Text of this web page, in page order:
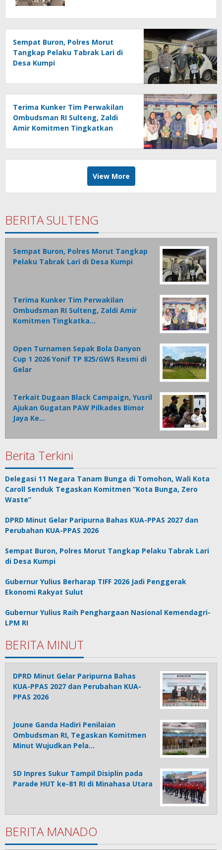
Sempat Buron, Polres Morut
Tangkap Pelaku Tabrak Lari di
Desa Kumpi
Terima Kunker Tim Perwakilan
Ombudsman RI Sulteng, Zaldi
Amir Komitmen Tingkatkan
Akuntabel Bebas Mal
Administrasi
View More
BERITA SULTENG
Sempat Buron, Polres Morut Tangkap
Pelaku Tabrak Lari di Desa Kumpi
Terima Kunker Tim Perwakilan
Ombudsman RI Sulteng, Zaldi Amir
Komitmen Tingkatka…
Open Turnamen Sepak Bola Danyon
Cup 1 2026 Yonif TP 825/GWS Resmi di
Gelar
Terkait Dugaan Black Campaign, Yusril
Ajukan Gugatan PAW Pilkades Bimor
Jaya Ke…
Berita Terkini
Delegasi 11 Negara Tanam Bunga di Tomohon, Wali Kota
Caroll Senduk Tegaskan Komitmen “Kota Bunga, Zero
Waste”
DPRD Minut Gelar Paripurna Bahas KUA-PPAS 2027 dan
Perubahan KUA-PPAS 2026
Sempat Buron, Polres Morut Tangkap Pelaku Tabrak Lari
di Desa Kumpi
Gubernur Yulius Berharap TIFF 2026 Jadi Penggerak
Ekonomi Rakyat Sulut
Gubernur Yulius Raih Penghargaan Nasional Kemendagri-
LPM RI
BERITA MINUT
DPRD Minut Gelar Paripurna Bahas
KUA-PPAS 2027 dan Perubahan KUA-
PPAS 2026
Joune Ganda Hadiri Penilaian
Ombudsman RI, Tegaskan Komitmen
Minut Wujudkan Pela…
SD Inpres Sukur Tampil Disiplin pada
Parade HUT ke-81 RI di Minahasa Utara
BERITA MANADO